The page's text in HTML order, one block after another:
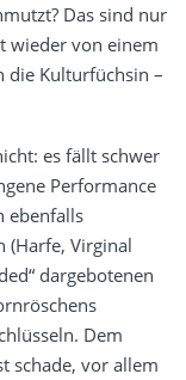
Das sind nur
wieder von einem
die Kulturfüchsin –
es fällt schwer
Performance
ebenfalls
(Harfe, Virginal
dargebotenen
Dem
schade, vor allem